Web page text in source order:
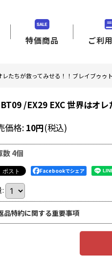
特価商品 ご利
たちが救ってみせる！！ブレイブゥゥ
/EX29 EXC 世界はオ
価格: 10円(税込)
数 4個
Facebookでシェア
:
品特約に関する重要事項